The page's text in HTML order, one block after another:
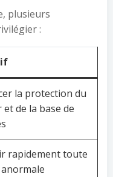
plusieurs
:
la protection du
de la base de
rapidement toute